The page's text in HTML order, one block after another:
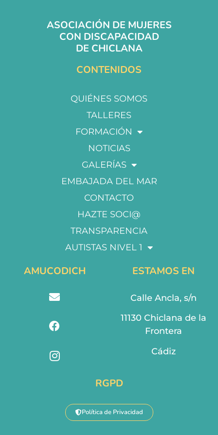
ASOCIACIÓN DE MUJERES
CON DISCAPACIDAD
DE CHICLANA
CONTENIDOS
QUIÉNES SOMOS
TALLERES
FORMACIÓN
NOTICIAS
GALERÍAS
EMBAJADA DEL MAR
CONTACTO
HAZTE SOCI@
TRANSPARENCIA
AUTISTAS NIVEL 1
AMUCODICH ESTAMOS EN
Calle Ancla, s/n
11130 Chiclana de la
Frontera
Cádiz
RGPD
Política de Privacidad